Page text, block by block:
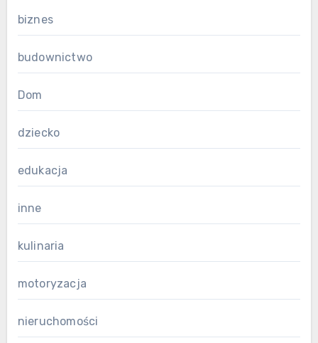
biznes
budownictwo
Dom
dziecko
edukacja
inne
kulinaria
motoryzacja
nieruchomości